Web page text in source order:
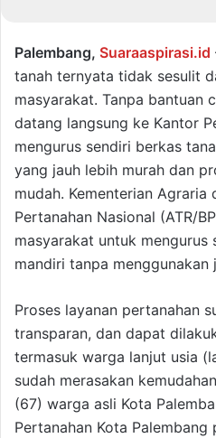
Palembang, Suaraaspirasi.id
tanah ternyata tidak sesulit
masyarakat. Tanpa bantuan
datang langsung ke Kantor
mengurus sendiri berkas
yang jauh lebih murah dan
mudah. Kementerian Agraria
Pertanahan Nasional (ATR/
masyarakat untuk
mandiri tanpa menggunakan
Proses layanan pertanahan
transparan, dan dapat
termasuk warga lanjut usia
sudah merasakan
(67) warga asli Kota
Pertanahan Kota Palembang